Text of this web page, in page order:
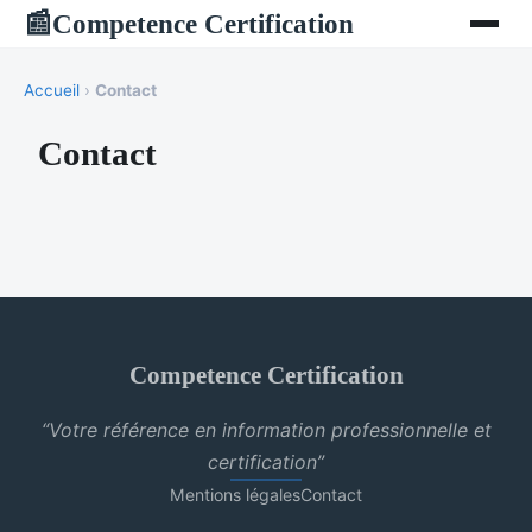
📰Competence Certification
Accueil › Contact
Contact
Competence Certification
“Votre référence en information professionnelle et
certification”
Mentions légalesContact